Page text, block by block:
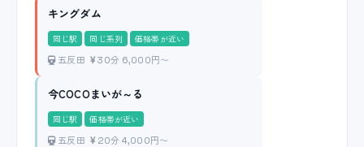
キングダム
同じ駅 同じ系列 価格帯が近い
五反田 30分 6,000円〜
今COCOまいが～る
同じ駅 価格帯が近い
五反田 20分 4,000円〜